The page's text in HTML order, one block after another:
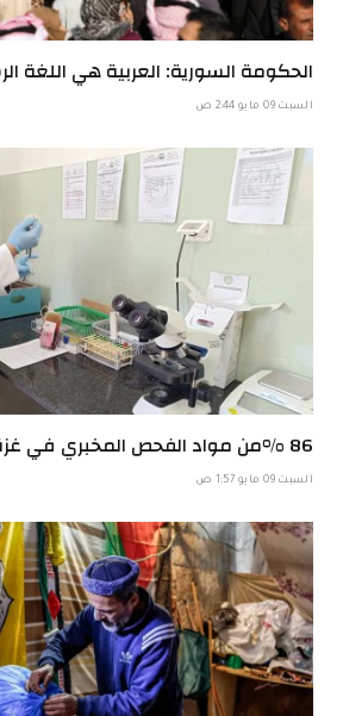
الحكومة السورية: العربية هي اللغة
السبت 09 مايو 2:44 ص
86 %من مواد الفحص المخبري في غزة باتت خارج الخدمة
السبت 09 مايو 1:57 ص